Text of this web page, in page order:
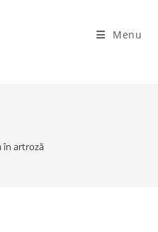
Menu
în artroză